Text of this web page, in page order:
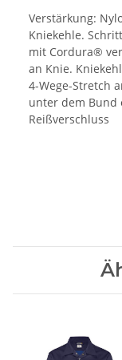
Verstärkung:
Kniekehle.
mit Cordura®
an Knie.
4-Wege-Stretch
unter dem Bund
Reißverschluss